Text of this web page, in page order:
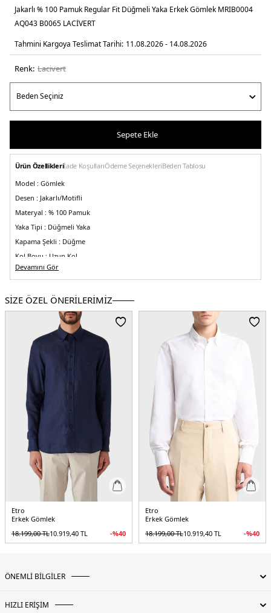
Jakarlı % 100 Pamuk Regular Fit Düğmeli Yaka Erkek Gömlek MRIB0004
AQ043 B0065 LACİVERT
Tahmini Kargoya Teslimat Tarihi: 11.08.2026 - 14.08.2026
Renk: laci̇vert
Sepete Ekle
Ürün Özellikleriİade KoşullarıÖdeme SeçenekleriBeden Tablosu
Model : Gömlek
Desen : Jakarlı/Motifli
Materyal : % 100 Pamuk
Yaka Tipi : Düğmeli Yaka
Kapama Şekli : Düğme
Kol Boyu : Uzun Kol
Kalıp Bilgisi :Regular Fit
/ Beden : 41
Menşei :İtalya
- Düğmeli manşetler
5DK1MRIB0004AQ043B0065.12
Devamını Gör
SİZE ÖZEL ÖNERİLERİMİZ
Etro
Erkek Gömlek
18.199,00TL10.919,40 TL -%40
Etro
Erkek Gömlek
18.199,00TL10.919,40 TL -%40
ÖNEMLİ BİLGİLER
HIZLI ERİŞİM